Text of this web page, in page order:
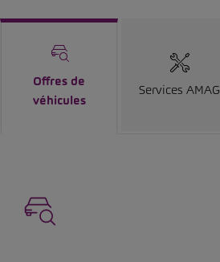
Offres de
véhicules
Services AMAG